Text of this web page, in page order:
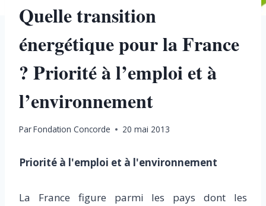
Quelle transition
énergétique pour la France
? Priorité à l’emploi et à
l’environnement
ParFondation Concorde 20 mai 2013
Priorité à l'emploi et à l'environnement
La France figure parmi les pays dont les